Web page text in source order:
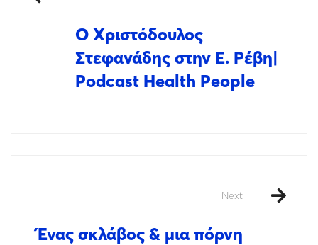
O Χριστόδουλος
Στεφανάδης στην Ε. Ρέβη|
Podcast Health People
Next
Ένας σκλάβος & μια πόρνη